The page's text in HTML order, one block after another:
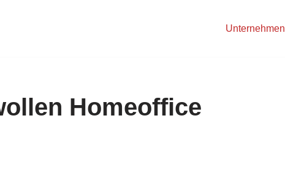
Unternehmen
Homeoffice